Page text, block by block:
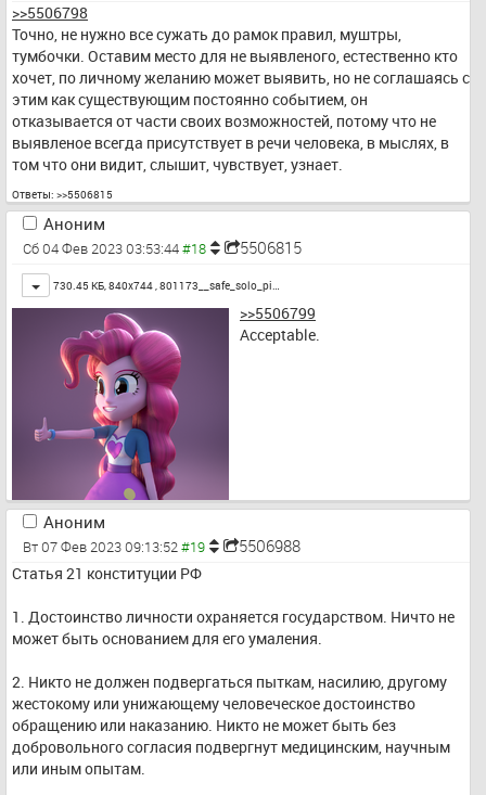
>>5506798
Точно, не нужно все сужать до рамок правил, муштры,
тумбочки. Оставим место для не выявленого, естественно кто
хочет, по личному желанию может выявить, но не соглашаясь с
этим как существующим постоянно событием, он
отказывается от части своих возможностей, потому что не
выявленое всегда присутствует в речи человека, в мыслях, в
том что они видит, слышит, чувствует, узнает.
Ответы: >>5506815
Аноним
Сб 04 Фев 2023 03:53:44 5506815
Toggle
730.45 КБ, 840x744 ,801173__safe_solo_pi…
>>5506799
Acceptable.
Аноним
Вт 07 Фев 2023 09:13:52 5506988
Статья 21 конституции РФ
1. Достоинство личности охраняется государством. Ничто не
может быть основанием для его умаления.
2. Никто не должен подвергаться пыткам, насилию, другому
жестокому или унижающему человеческое достоинство
обращению или наказанию. Никто не может быть без
добровольного согласия подвергнут медицинским, научным
или иным опытам.